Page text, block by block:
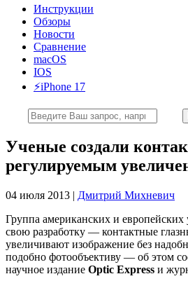
Инструкции
Обзоры
Новости
Сравнение
macOS
IOS
⚡️iPhone 17
Ученые создали
регулируемым
04 июля 2013 | Дмитрий Михневич
Группа американских и европейских
свою разработку — контактные
увеличивают изображение без
подобно фотообъективу — об этом
научное издание Optic Express и